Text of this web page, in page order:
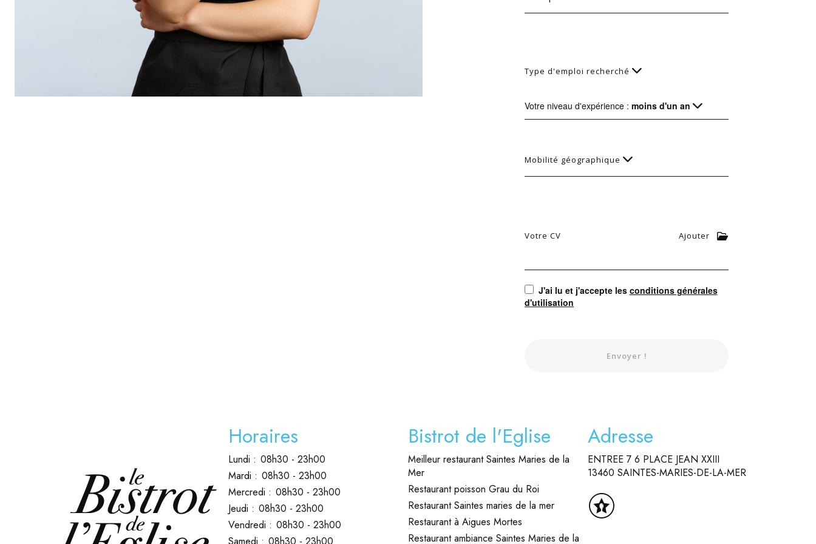
Type d'emploi recherché
Votre niveau d'expérience : moins d'un an
Mobilité géographique
Votre CV Ajouter
J'ai lu et j'accepte les conditions générales
d'utilisation
Envoyer !
Horaires
Lundi : 08h30 - 23h00
Mardi : 08h30 - 23h00
Mercredi : 08h30 - 23h00
Jeudi : 08h30 - 23h00
Vendredi : 08h30 - 23h00
Bistrot de l'Eglise
Meilleur restaurant Saintes Maries de la
Mer
Restaurant poisson Grau du Roi
Restaurant Saintes maries de la mer
Restaurant à Aigues Mortes
Restaurant ambiance Saintes Maries de la
Adresse
ENTREE 7 6 PLACE JEAN XXIII
13460 SAINTES-MARIES-DE-LA-MER